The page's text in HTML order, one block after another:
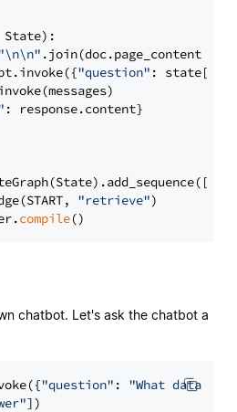
):
.join(doc.page_content
"question" : state[
: response.content}
"retrieve")
compile
chatbot. Let's ask the chatbot a
"question" : "What data